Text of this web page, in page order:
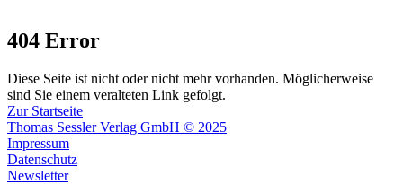
404 Error
Diese Seite ist nicht oder nicht mehr vorhanden. Möglicherweise
sind Sie einem veralteten Link gefolgt.
Zur Startseite
Thomas Sessler Verlag GmbH © 2025
Impressum
Datenschutz
Newsletter